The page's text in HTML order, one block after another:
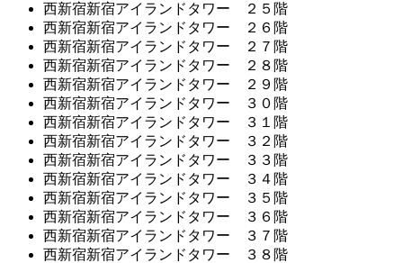
西新宿新宿アイランドタワー ２５階
西新宿新宿アイランドタワー ２６階
西新宿新宿アイランドタワー ２７階
西新宿新宿アイランドタワー ２８階
西新宿新宿アイランドタワー ２９階
西新宿新宿アイランドタワー ３０階
西新宿新宿アイランドタワー ３１階
西新宿新宿アイランドタワー ３２階
西新宿新宿アイランドタワー ３３階
西新宿新宿アイランドタワー ３４階
西新宿新宿アイランドタワー ３５階
西新宿新宿アイランドタワー ３６階
西新宿新宿アイランドタワー ３７階
西新宿新宿アイランドタワー ３８階